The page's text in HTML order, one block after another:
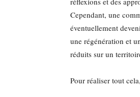
Cependant, une
éventuellement
une régénération et
réduits sur un
Pour réaliser tout